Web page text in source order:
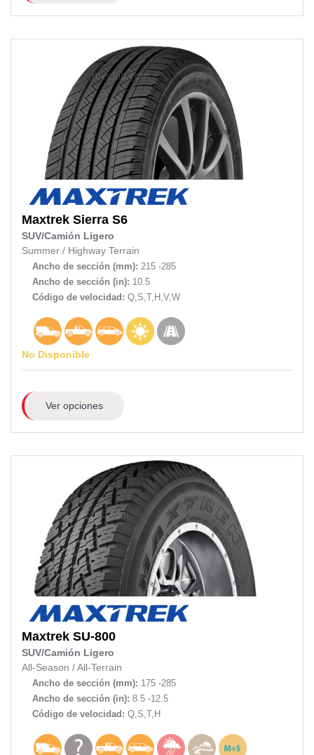
Maxtrek Sierra S6
SUV/Camión Ligero
Summer / Highway Terrain
Ancho de sección (mm): 215 -285
Ancho de sección (in): 10.5
Código de velocidad: Q,S,T,H,V,W
No Disponible
Ver opciones
Maxtrek SU-800
SUV/Camión Ligero
All-Season / All-Terrain
Ancho de sección (mm): 175 -285
Ancho de sección (in): 8.5 -12.5
Código de velocidad: Q,S,T,H